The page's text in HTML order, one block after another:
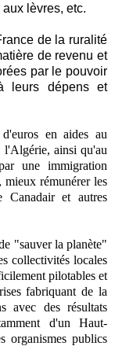
lèvres, etc.
de la ruralité
de revenu et
par le pouvoir
leurs dépens et
en aides au
l'Algérie, ainsi qu'au
une immigration
mieux rémunérer les
Canadair et autres
"sauver la planète"
collectivités locales
pilotables et
fabriquant de la
avec des résultats
d'un Haut-
organismes publics